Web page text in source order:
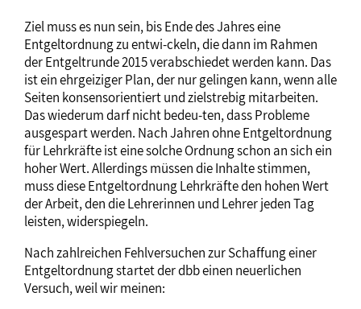
Ziel muss es nun sein, bis Ende des Jahres eine
Entgeltordnung zu entwi-ckeln, die dann im Rahmen
der Entgeltrunde 2015 verabschiedet werden kann. Das
ist ein ehrgeiziger Plan, der nur gelingen kann, wenn alle
Seiten konsensorientiert und zielstrebig mitarbeiten.
Das wiederum darf nicht bedeu-ten, dass Probleme
ausgespart werden. Nach Jahren ohne Entgeltordnung
für Lehrkräfte ist eine solche Ordnung schon an sich ein
hoher Wert. Allerdings müssen die Inhalte stimmen,
muss diese Entgeltordnung Lehrkräfte den hohen Wert
der Arbeit, den die Lehrerinnen und Lehrer jeden Tag
leisten, widerspiegeln.
Nach zahlreichen Fehlversuchen zur Schaffung einer
Entgeltordnung startet der dbb einen neuerlichen
Versuch, weil wir meinen: